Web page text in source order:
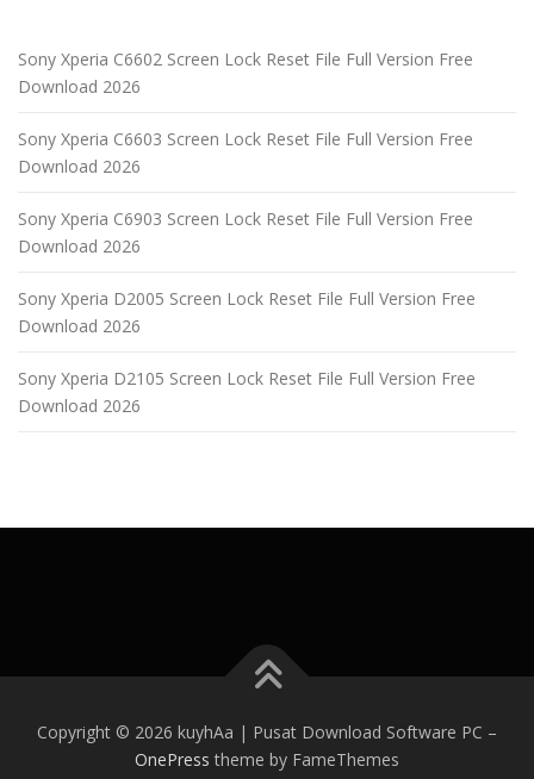
Sony Xperia C6602 Screen Lock Reset File Full Version Free
Download 2026
Sony Xperia C6603 Screen Lock Reset File Full Version Free
Download 2026
Sony Xperia C6903 Screen Lock Reset File Full Version Free
Download 2026
Sony Xperia D2005 Screen Lock Reset File Full Version Free
Download 2026
Sony Xperia D2105 Screen Lock Reset File Full Version Free
Download 2026
Copyright © 2026 kuyhAa | Pusat Download Software PC –
OnePress theme by FameThemes